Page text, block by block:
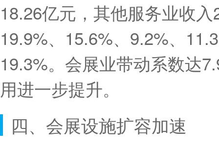
18.26亿元，其他服务业收
19.9%、15.6%、9.2%、
19.3%。会展业带动系数达
用进一步提升。
四、会展设施扩容加速